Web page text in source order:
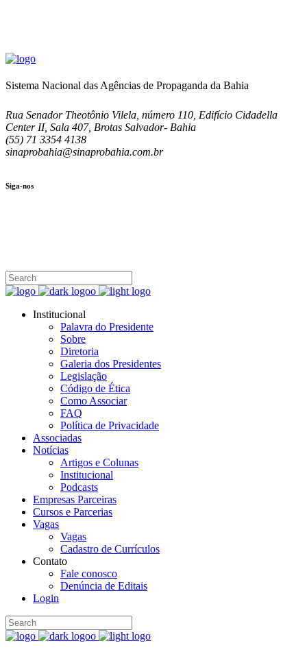
Sistema Nacional das Agências de Propaganda da Bahia
Rua Senador Theotônio Vilela, número 110, Edifício Cidadella
Center II, Sala 407, Brotas Salvador- Bahia
(55) 71 3354 4138
sinaprobahia@sinaprobahia.com.br
Siga-nos
Institucional
Palavra do Presidente
Sobre
Diretoria
Galeria dos Presidentes
Legislação
Código de Ética
Como Associar
FAQ
Política de Privacidade
Associadas
Notícias
Artigos e Colunas
Institucional
Podcasts
Empresas Parceiras
Cursos e Parcerias
Vagas
Vagas
Cadastro de Currículos
Contato
Fale conosco
Denúncia de Editais
Login